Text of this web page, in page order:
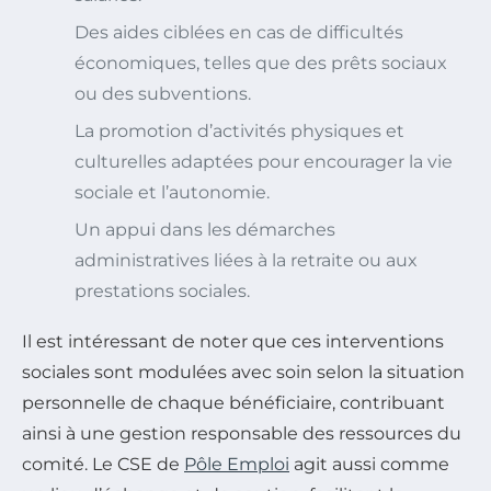
Des aides ciblées en cas de difficultés
économiques, telles que des prêts sociaux
ou des subventions.
La promotion d’activités physiques et
culturelles adaptées pour encourager la vie
sociale et l’autonomie.
Un appui dans les démarches
administratives liées à la retraite ou aux
prestations sociales.
Il est intéressant de noter que ces interventions
sociales sont modulées avec soin selon la situation
personnelle de chaque bénéficiaire, contribuant
ainsi à une gestion responsable des ressources du
comité. Le CSE de Pôle Emploi agit aussi comme